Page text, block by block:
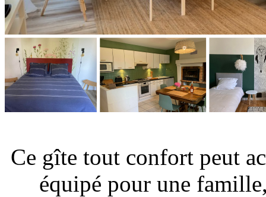
Ce gîte tout confort peut
équipé pour une